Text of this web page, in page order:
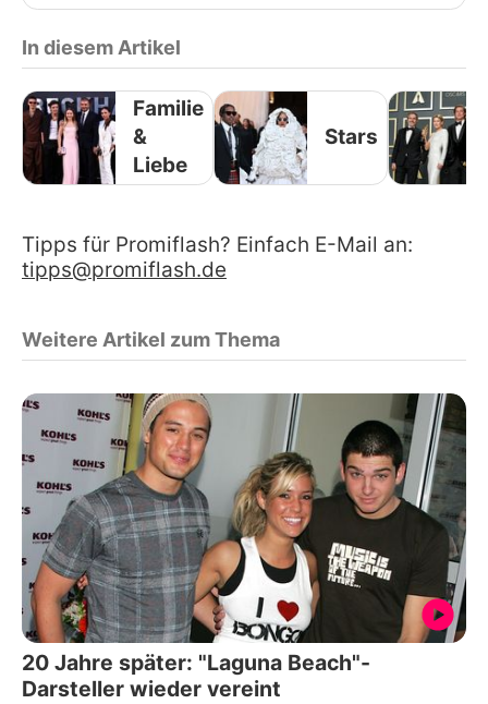
In diesem Artikel
Familie
&
Liebe
Stars
Tipps für Promiflash? Einfach E-Mail an:
tipps@promiflash.de
Weitere Artikel zum Thema
20 Jahre später: "Laguna Beach"-
Darsteller wieder vereint